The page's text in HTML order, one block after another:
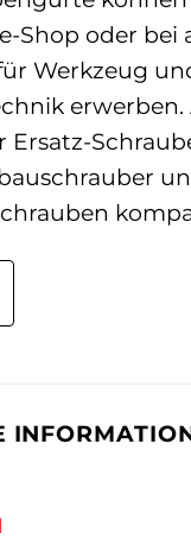
Shop oder bei
Werkzeug
erwerben.
Ersatz-